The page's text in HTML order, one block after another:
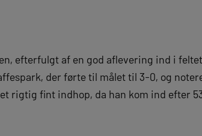
efterfulgt af en god aflevering ind i
der førte til målet til 3-0, og
rigtig fint indhop, da han kom ind efter